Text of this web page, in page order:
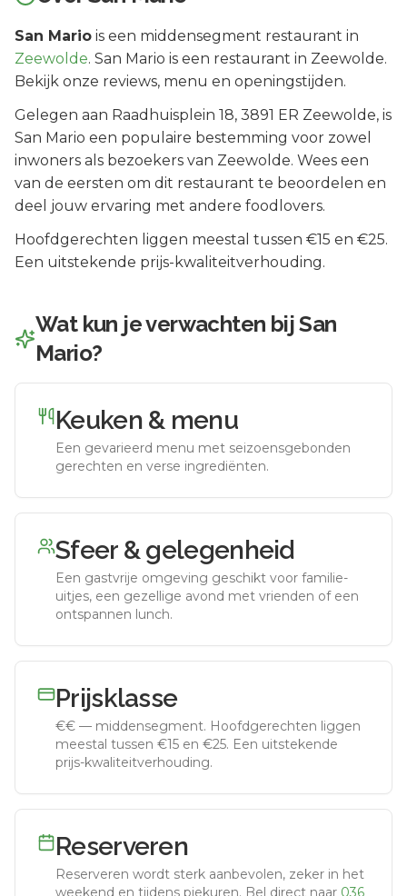
San Mario is een middensegment restaurant in
Zeewolde. San Mario is een restaurant in Zeewolde.
Bekijk onze reviews, menu en openingstijden.
Gelegen aan Raadhuisplein 18, 3891 ER Zeewolde, is
San Mario een populaire bestemming voor zowel
inwoners als bezoekers van Zeewolde. Wees een
van de eersten om dit restaurant te beoordelen en
deel jouw ervaring met andere foodlovers.
Hoofdgerechten liggen meestal tussen €15 en €25.
Een uitstekende prijs-kwaliteitverhouding.
Wat kun je verwachten bijSan
Mario?
Keuken & menu
Een gevarieerd menu met seizoensgebonden
gerechten en verse ingrediënten.
Sfeer & gelegenheid
Een gastvrije omgeving geschikt voor familie-
uitjes, een gezellige avond met vrienden of een
ontspannen lunch.
Prijsklasse
€€ — middensegment. Hoofdgerechten liggen
meestal tussen €15 en €25. Een uitstekende
prijs-kwaliteitverhouding.
Reserveren
Reserveren wordt sterk aanbevolen, zeker in het
weekend en tijdens piekuren. Bel direct naar 036